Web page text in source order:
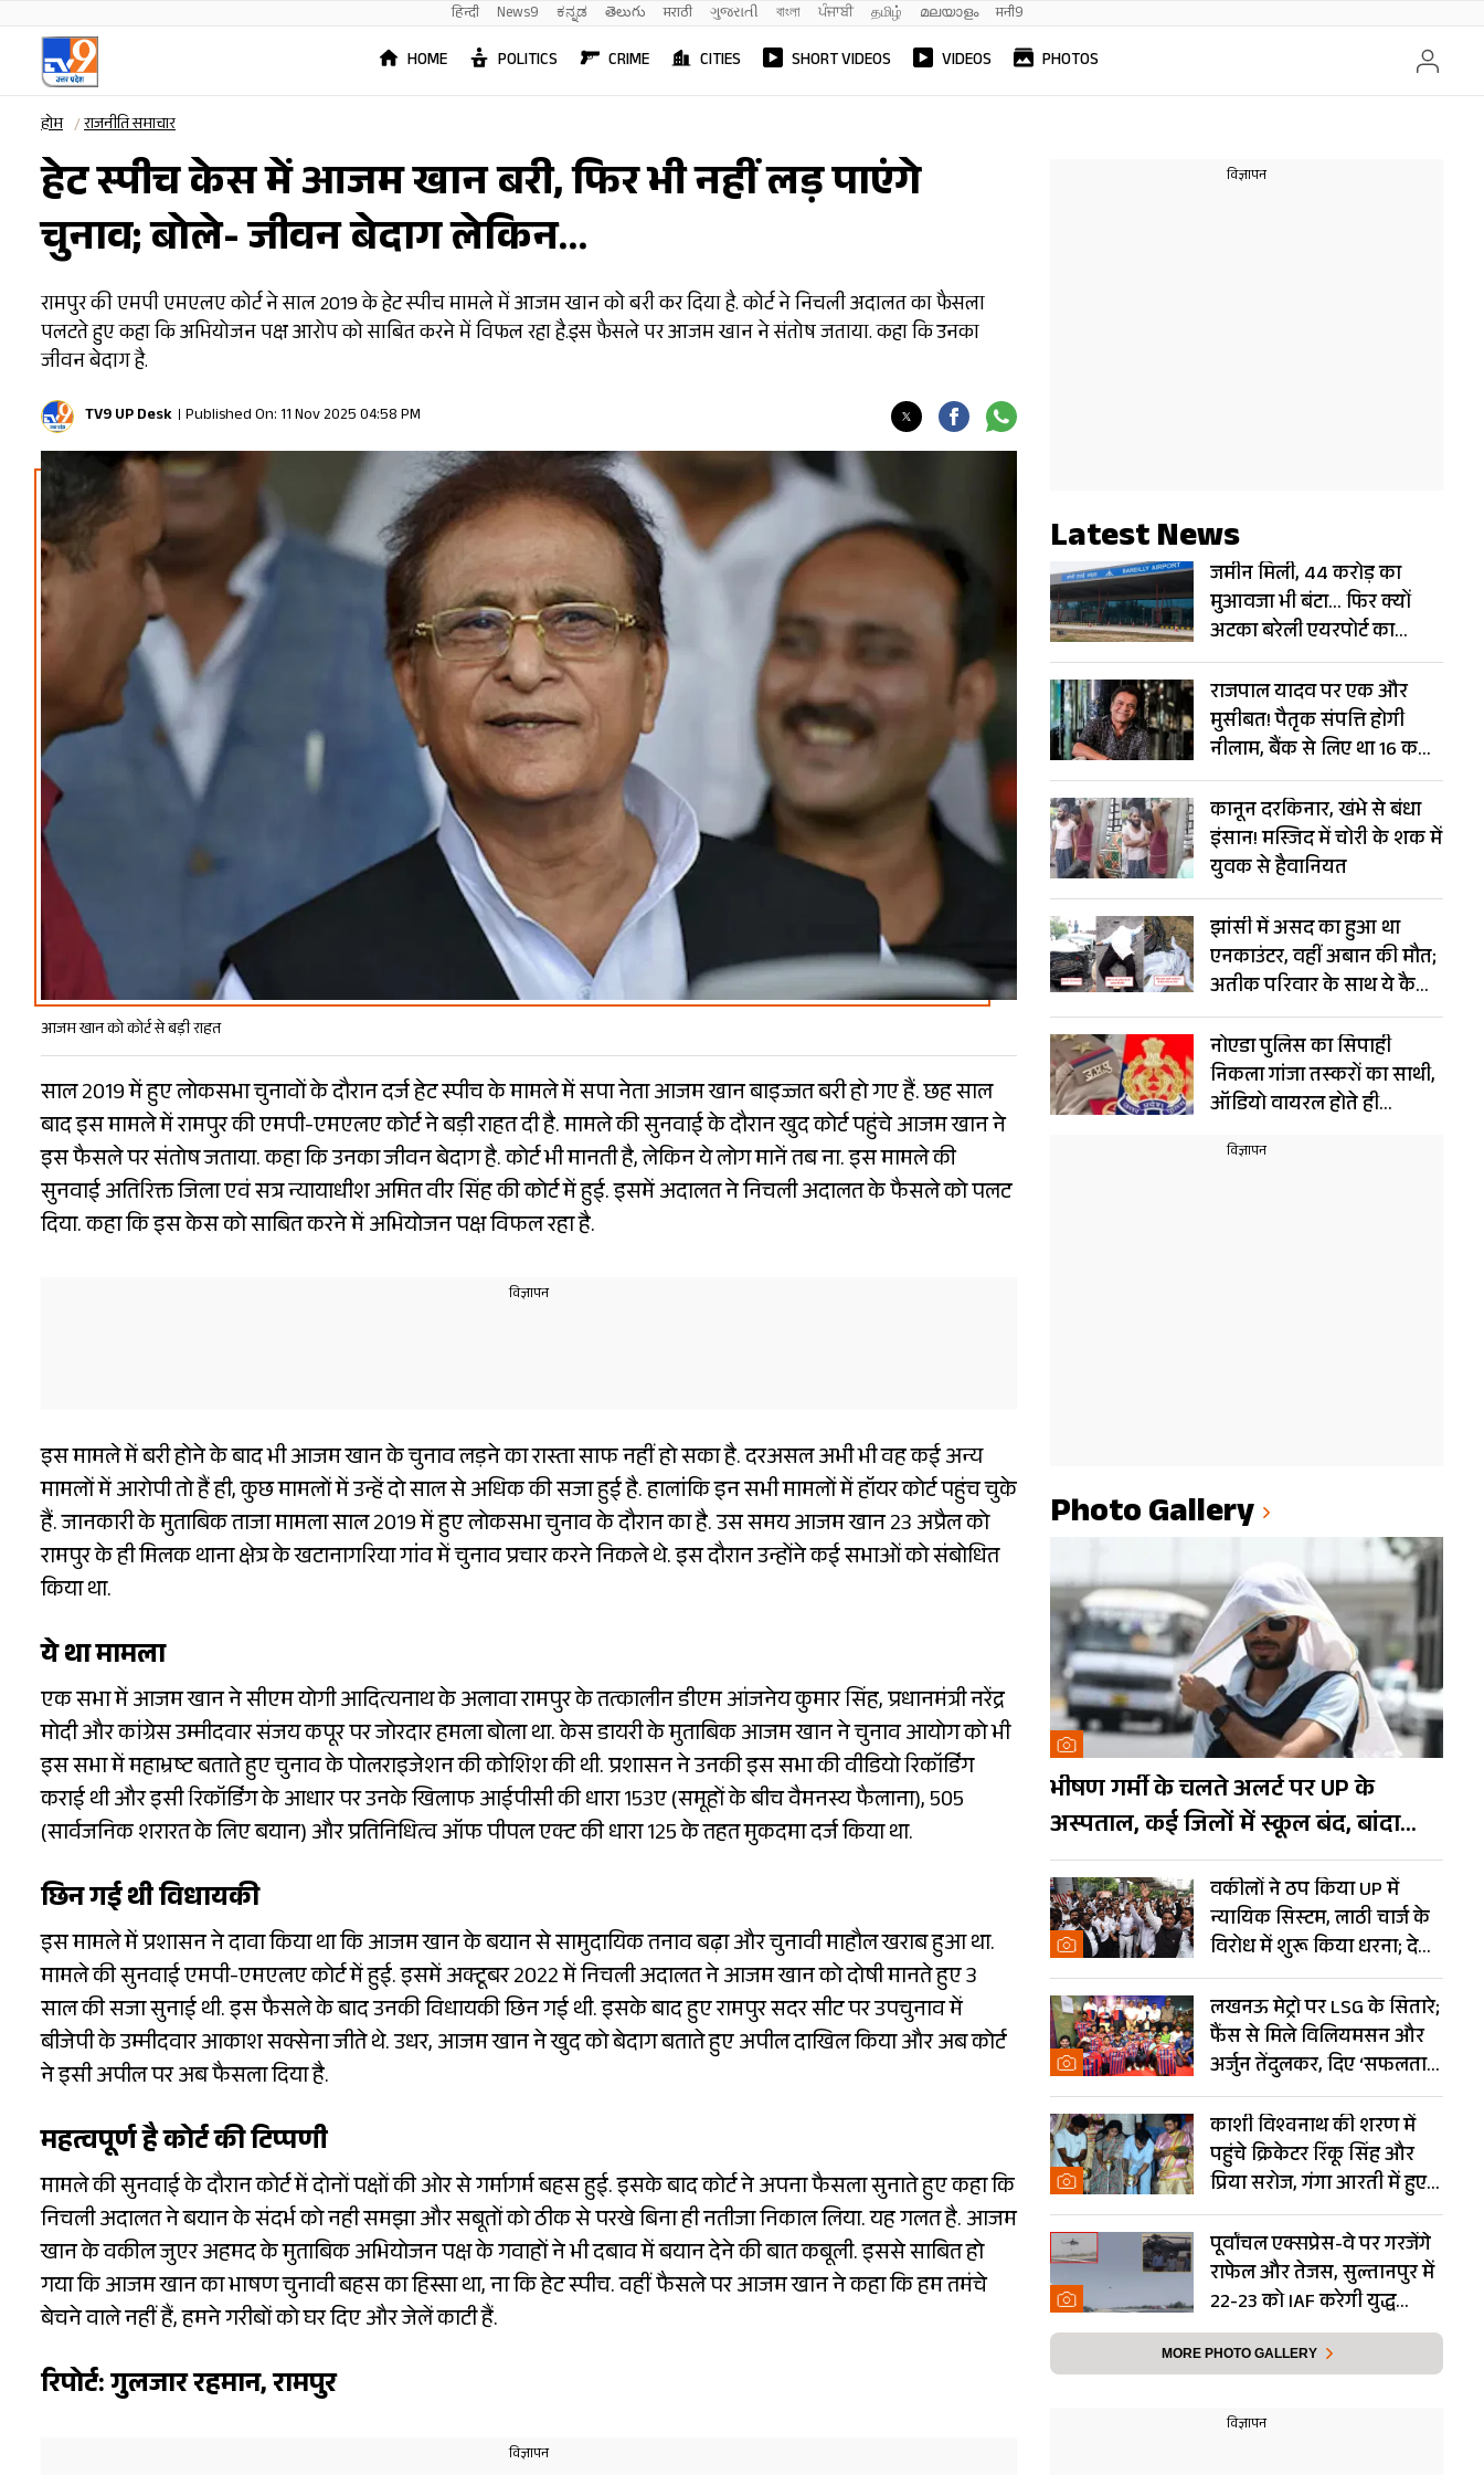
हिन्दी News9 ಕನ್ನಡ తెలుగు मराठी ગુજરાતી বাংলা ਪੰਜਾਬੀ தமிழ் മലയാളം मनी9
HOME POLITICS CRIME CITIES SHORT VIDEOS VIDEOS PHOTOS
होम राजनीति समाचार
हेट स्पीच केस में आजम खान बरी, फिर भी नहीं लड़ पाएंगे
चुनाव; बोले- जीवन बेदाग लेकिन…
रामपुर की एमपी एमएलए कोर्ट ने साल 2019 के हेट स्पीच मामले में आजम खान को बरी कर दिया है. कोर्ट ने निचली अदालत का फैसला
पलटते हुए कहा कि अभियोजन पक्ष आरोप को साबित करने में विफल रहा है.इस फैसले पर आजम खान ने संतोष जताया. कहा कि उनका
जीवन बेदाग है.
TV9 UP Desk Published On: 11 Nov 2025 04:58 PM
आजम खान को कोर्ट से बड़ी राहत
साल 2019 में हुए लोकसभा चुनावों के दौरान दर्ज हेट स्पीच के मामले में सपा नेता आजम खान बाइज्जत बरी हो गए हैं. छह साल
बाद इस मामले में रामपुर की एमपी-एमएलए कोर्ट ने बड़ी राहत दी है. मामले की सुनवाई के दौरान खुद कोर्ट पहुंचे आजम खान ने
इस फैसले पर संतोष जताया. कहा कि उनका जीवन बेदाग है. कोर्ट भी मानती है, लेकिन ये लोग मानें तब ना. इस मामले की
सुनवाई अतिरिक्त जिला एवं सत्र न्यायाधीश अमित वीर सिंह की कोर्ट में हुई. इसमें अदालत ने निचली अदालत के फैसले को पलट
दिया. कहा कि इस केस को साबित करने में अभियोजन पक्ष विफल रहा है.
इस मामले में बरी होने के बाद भी आजम खान के चुनाव लड़ने का रास्ता साफ नहीं हो सका है. दरअसल अभी भी वह कई अन्य
मामलों में आरोपी तो हैं ही, कुछ मामलों में उन्हें दो साल से अधिक की सजा हुई है. हालांकि इन सभी मामलों में हॉयर कोर्ट पहुंच चुके
हैं. जानकारी के मुताबिक ताजा मामला साल 2019 में हुए लोकसभा चुनाव के दौरान का है. उस समय आजम खान 23 अप्रैल को
रामपुर के ही मिलक थाना क्षेत्र के खटानागरिया गांव में चुनाव प्रचार करने निकले थे. इस दौरान उन्होंने कई सभाओं को संबोधित
किया था.
ये था मामला
एक सभा में आजम खान ने सीएम योगी आदित्यनाथ के अलावा रामपुर के तत्कालीन डीएम आंजनेय कुमार सिंह, प्रधानमंत्री नरेंद्र
मोदी और कांग्रेस उम्मीदवार संजय कपूर पर जोरदार हमला बोला था. केस डायरी के मुताबिक आजम खान ने चुनाव आयोग को भी
इस सभा में महाभ्रष्ट बताते हुए चुनाव के पोलराइजेशन की कोशिश की थी. प्रशासन ने उनकी इस सभा की वीडियो रिकॉर्डिंग
कराई थी और इसी रिकॉर्डिंग के आधार पर उनके खिलाफ आईपीसी की धारा 153ए (समूहों के बीच वैमनस्य फैलाना), 505
(सार्वजनिक शरारत के लिए बयान) और प्रतिनिधित्व ऑफ पीपल एक्ट की धारा 125 के तहत मुकदमा दर्ज किया था.
छिन गई थी विधायकी
इस मामले में प्रशासन ने दावा किया था कि आजम खान के बयान से सामुदायिक तनाव बढ़ा और चुनावी माहौल खराब हुआ था.
मामले की सुनवाई एमपी-एमएलए कोर्ट में हुई. इसमें अक्टूबर 2022 में निचली अदालत ने आजम खान को दोषी मानते हुए 3
साल की सजा सुनाई थी. इस फैसले के बाद उनकी विधायकी छिन गई थी. इसके बाद हुए रामपुर सदर सीट पर उपचुनाव में
बीजेपी के उम्मीदवार आकाश सक्सेना जीते थे. उधर, आजम खान ने खुद को बेदाग बताते हुए अपील दाखिल किया और अब कोर्ट
ने इसी अपील पर अब फैसला दिया है.
महत्वपूर्ण है कोर्ट की टिप्पणी
मामले की सुनवाई के दौरान कोर्ट में दोनों पक्षों की ओर से गर्मागर्म बहस हुई. इसके बाद कोर्ट ने अपना फैसला सुनाते हुए कहा कि
निचली अदालत ने बयान के संदर्भ को नही समझा और सबूतों को ठीक से परखे बिना ही नतीजा निकाल लिया. यह गलत है. आजम
खान के वकील जुएर अहमद के मुताबिक अभियोजन पक्ष के गवाहों ने भी दबाव में बयान देने की बात कबूली. इससे साबित हो
गया कि आजम खान का भाषण चुनावी बहस का हिस्सा था, ना कि हेट स्पीच. वहीं फैसले पर आजम खान ने कहा कि हम तमंचे
बेचने वाले नहीं हैं, हमने गरीबों को घर दिए और जेलें काटी हैं.
रिपोर्ट: गुलजार रहमान, रामपुर
Latest News
जमीन मिली, 44 करोड़ का
मुआवजा भी बंटा… फिर क्यों
अटका बरेली एयरपोर्ट का
विस्तार?
राजपाल यादव पर एक और
मुसीबत! पैतृक संपत्ति होगी
नीलाम, बैंक से लिए था 16 करोड़
का लोन
कानून दरकिनार, खंभे से बंधा
इंसान! मस्जिद में चोरी के शक में
युवक से हैवानियत
झांसी में असद का हुआ था
एनकाउंटर, वहीं अबान की मौत;
अतीक परिवार के साथ ये कैसा
संयोग!
नोएडा पुलिस का सिपाही
निकला गांजा तस्करों का साथी,
ऑडियो वायरल होते ही
गिरफ्तार, नौकरी भी गई
Photo Gallery
भीषण गर्मी के चलते अलर्ट पर UP के
अस्पताल, कई जिलों में स्कूल बंद, बांदा
दुनिया का तीसरा सबसे गर्म शहर
वकीलों ने ठप किया UP में
न्यायिक सिस्टम, लाठी चार्ज के
विरोध में शुरू किया धरना; देखें
Photos
लखनऊ मेट्रो पर LSG के सितारे;
फैंस से मिले विलियमसन और
अर्जुन तेंदुलकर, दिए ‘सफलता
के मंत्र’- PHOTOS
काशी विश्वनाथ की शरण में
पहुंचे क्रिकेटर रिंकू सिंह और
प्रिया सरोज, गंगा आरती में हुए
शामिल- Photos
पूर्वांचल एक्सप्रेस-वे पर गरजेंगे
राफेल और तेजस, सुल्तानपुर में
22-23 को IAF करेगी युद्ध
अभ्यास
MORE PHOTO GALLERY